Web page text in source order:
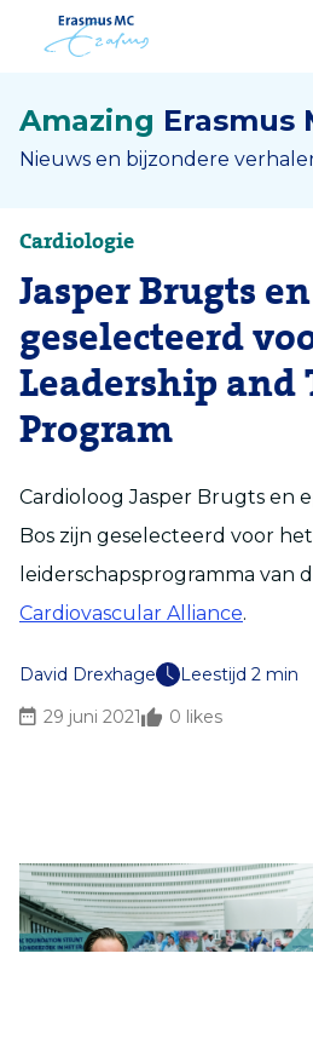
Amazing Erasmus
Nieuws en bijzondere
Cardiologie
Jasper Brugts
geselecteerd
Leadership and
Program
Cardioloog Jasper Brugts en
Bos zijn geselecteerd voor het
leiderschapsprogramma van
Cardiovascular Alliance.
David Drexhage
Leestijd 2 min
29 juni 2021
0 likes